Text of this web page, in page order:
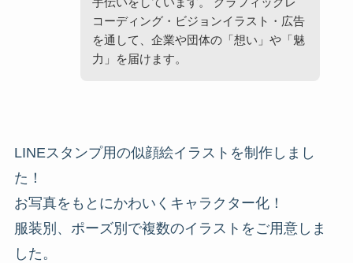
コーディング・ビジョンイラスト・広告
を通して、企業や団体の「想い」や「魅
力」を届けます。
LINEスタンプ用の似顔絵イラストを制作しまし
た！
お写真をもとにかわいくキャラクター化！
服装別、ポーズ別で複数のイラストをご用意しま
した。